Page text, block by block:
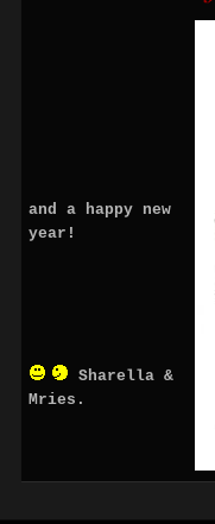
and a happy new
year!
Sharella &
Mries.